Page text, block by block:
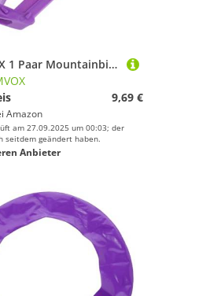
WHAMVOX 1 Paar Mountainbike-Pedale Lila Speichenperlen Junge Faltpedale Flache Straße Fahrradgriffe Übungspedal Fahrradpedalaustausch Putple Fahrrad Violett Kunststoff
9,69 €
Amazon
am 27.09.2025 um 00:03; der
seitdem geändert haben.
Anbieter